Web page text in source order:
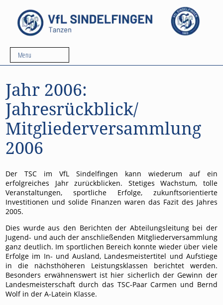
Menu
Jahr 2006:
Jahresrückblick/
Mitgliederversammlung
2006
Der TSC im VfL Sindelfingen kann wiederum auf ein
erfolgreiches Jahr zurückblicken. Stetiges Wachstum, tolle
Veranstaltungen, sportliche Erfolge, zukunftsorientierte
Investitionen und solide Finanzen waren das Fazit des Jahres
2005.
Dies wurde aus den Berichten der Abteilungsleitung bei der
Jugend- und auch der anschließenden Mitgliederversammlung
ganz deutlich. Im sportlichen Bereich konnte wieder über viele
Erfolge im In- und Ausland, Landesmeistertitel und Aufstiege
in die nächsthöheren Leistungsklassen berichtet werden.
Besonders erwähnenswert ist hier sicherlich der Gewinn der
Landesmeisterschaft durch das TSC-Paar Carmen und Bernd
Wolf in der A-Latein Klasse.